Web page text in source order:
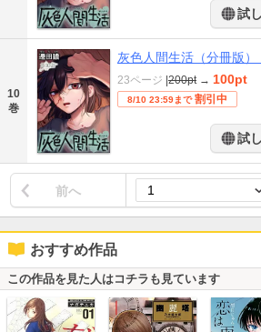
試
10
巻
灰色人間生活（分冊版）
23ページ 200pt → 100pt
8/10 23:59まで 割引中
試
前へ
おすすめ作品
この作品を見た人はコチラも見ています